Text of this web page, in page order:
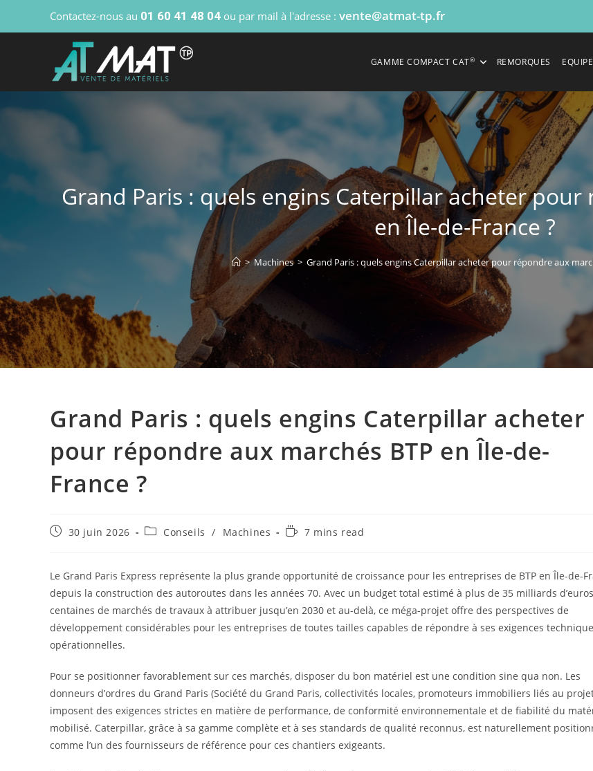
Contactez-nous au 01 60 41 48 04 ou par mail à l'adresse : vente@atmat-tp.fr
GAMME COMPACT CAT® REMORQUES
Grand Paris : quels engins Caterpillar acheter pour
en Île-de-France ?
> Machines > Grand Paris : quels engins Caterpillar acheter pour répondre aux
Grand Paris : quels engins Caterpillar acheter
pour répondre aux marchés BTP en Île-de-
France ?
30 juin 2026 Conseils / Machines 7 mins read
Le Grand Paris Express représente la plus grande opportunité de croissance pour les entreprises de BTP en Île-de-
depuis la construction des autoroutes dans les années 70. Avec un budget total estimé à plus de 35 milliards
centaines de marchés de travaux à attribuer jusqu’en 2030 et au-delà, ce méga-projet offre des perspectives de
développement considérables pour les entreprises de toutes tailles capables de répondre à ses exigences
opérationnelles.
Pour se positionner favorablement sur ces marchés, disposer du bon matériel est une condition sine qua non. Les
donneurs d’ordres du Grand Paris (Société du Grand Paris, collectivités locales, promoteurs immobiliers liés au
imposent des exigences strictes en matière de performance, de conformité environnementale et de fiabilité du
mobilisé. Caterpillar, grâce à sa gamme complète et à ses standards de qualité reconnus, est naturellement
comme l’un des fournisseurs de référence pour ces chantiers exigeants.